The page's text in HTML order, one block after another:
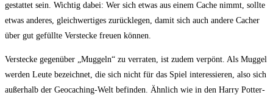
ge­stat­tet sein. Wich­tig dabei: Wer sich etwas aus einem Cache nimmt, soll­te
etwas ande­res, gleich­wer­ti­ges zurück­le­gen, damit sich auch ande­re Cacher
über gut gefüll­te Ver­ste­cke freu­en können.
Ver­ste­cke gegen­über „Mug­geln“ zu ver­ra­ten, ist zudem ver­pönt. Als Mug­gel
wer­den Leu­te bezeich­net, die sich nicht für das Spiel inter­es­sie­ren, also sich
außer­halb der Geo­caching-Welt befin­den. Ähn­lich wie in den Har­ry Pot­ter-